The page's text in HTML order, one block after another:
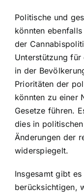
Politische und
könnten
der
Unterstützung
in der
Prioritäten der
könnten zu einer
Gesetze führen.
dies in
Änderungen der
widerspiegelt.
Insgesamt gibt
berücksichtigen,